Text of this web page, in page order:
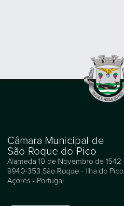
Câmara Municipal de
São Roque do Pico
Alameda 10 de Novembro de 1542
9940-353 São Roque - Ilha do Pico
Açores - Portugal